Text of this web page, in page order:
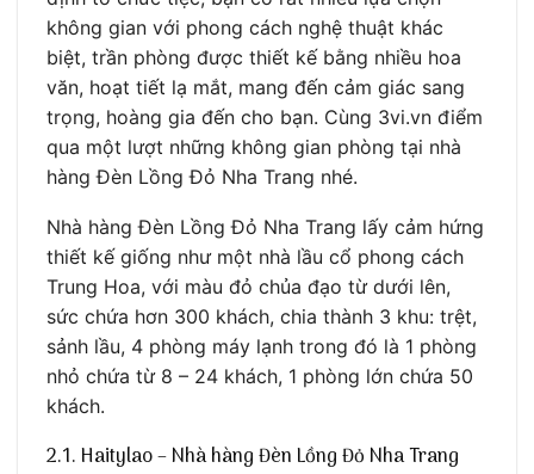
không gian với phong cách nghệ thuật khác
biệt, trần phòng được thiết kế bằng nhiều hoa
văn, hoạt tiết lạ mắt, mang đến cảm giác sang
trọng, hoàng gia đến cho bạn. Cùng 3vi.vn điểm
qua một lượt những không gian phòng tại nhà
hàng Đèn Lồng Đỏ Nha Trang nhé.
Nhà hàng Đèn Lồng Đỏ Nha Trang lấy cảm hứng
thiết kế giống như một nhà lầu cổ phong cách
Trung Hoa, với màu đỏ chủa đạo từ dưới lên,
sức chứa hơn 300 khách, chia thành 3 khu: trệt,
sảnh lầu, 4 phòng máy lạnh trong đó là 1 phòng
nhỏ chứa từ 8 – 24 khách, 1 phòng lớn chứa 50
khách.
2.1. Haitylao – Nhà hàng Đèn Lồng Đỏ Nha Trang